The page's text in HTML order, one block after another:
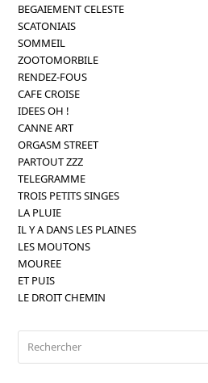
BEGAIEMENT CELESTE
SCATONIAIS
SOMMEIL
ZOOTOMORBILE
RENDEZ-FOUS
CAFE CROISE
IDEES OH !
CANNE ART
ORGASM STREET
PARTOUT ZZZ
TELEGRAMME
TROIS PETITS SINGES
LA PLUIE
IL Y A DANS LES PLAINES
LES MOUTONS
MOUREE
ET PUIS
LE DROIT CHEMIN